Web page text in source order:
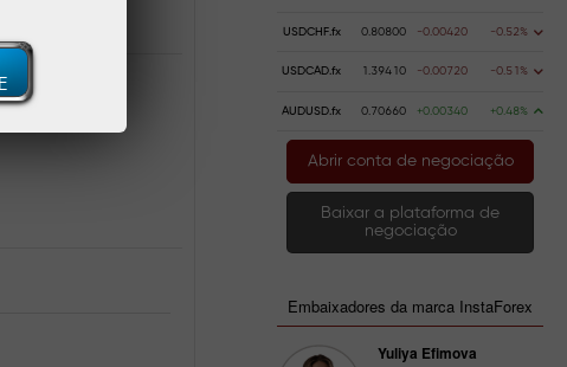
USDCHF.fx 0.80800 -0.00420 -0.52%
USDCAD.fx 1.39410 -0.00720 -0.51%
AUDUSD.fx 0.70660 +0.00340 +0.48%
Abrir conta de negociação
Baixar a plataforma de
negociação
Embaixadores da marca InstaForex
Yuliya Efimova